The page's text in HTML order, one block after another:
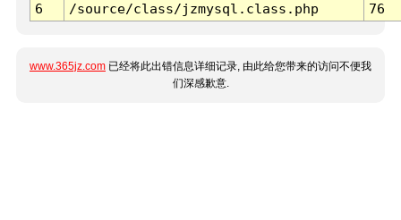
6
/source/class/jzmysql.class.php 76
www.365jz.com 已经将此出错信息详细记录, 由此给您带来的访问不便我
们深感歉意.